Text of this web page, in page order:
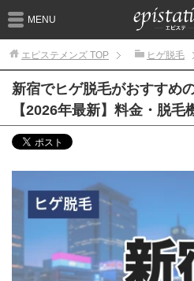
MENU
エピステメンズ TOP ヒゲ脱毛
新宿でヒゲ脱毛がおすすめ
【2026年最新】料金・脱毛